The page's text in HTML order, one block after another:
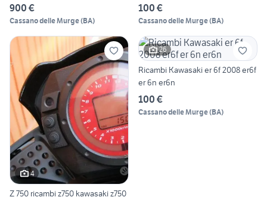
900 €
Cassano delle Murge(BA)
100 €
Cassano delle Murge(BA)
4
Z 750 ricambi z750 kawasaki z750
26
Ricambi Kawasaki er 6f 2008 er6f
er 6n er6n
100 €
Cassano delle Murge(BA)